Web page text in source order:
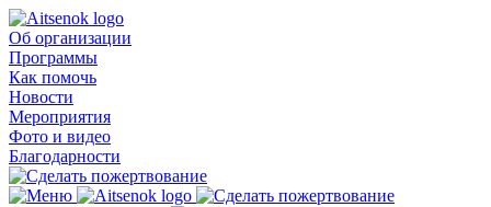
Об организации
Программы
Как помочь
Новости
Мероприятия
Фото и видео
Благодарности